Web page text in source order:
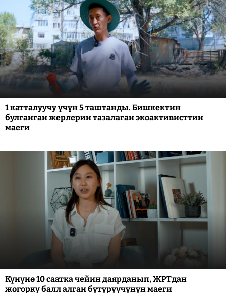
1 катталуучу үчүн 5 таштанды. Бишкектин
булганган жерлерин тазалаган экоактивисттин
маеги
Күнүнө 10 саатка чейин даярданып, ЖРТдан
жогорку балл алган бүтүрүүчүнүн маеги